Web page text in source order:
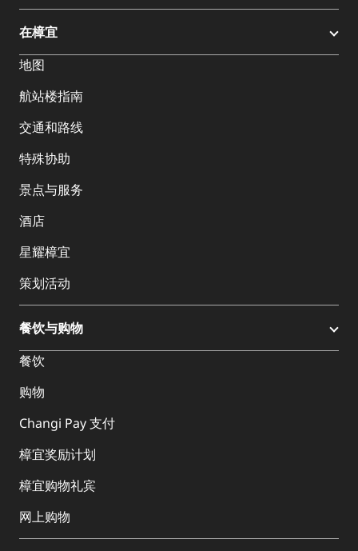
在樟宜
地图
航站楼指南
交通和路线
特殊协助
景点与服务
酒店
星耀樟宜
策划活动
餐饮与购物
餐饮
购物
Changi Pay 支付
樟宜奖励计划
樟宜购物礼宾
网上购物